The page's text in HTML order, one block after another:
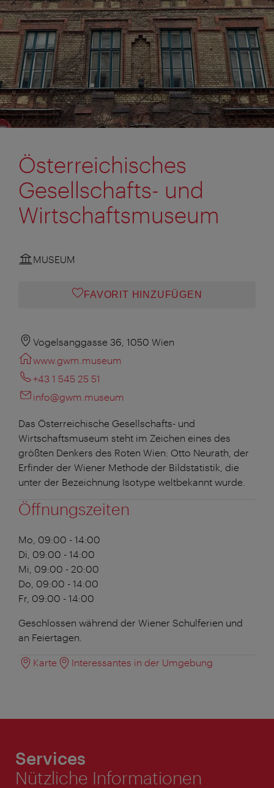
Österreichisches
Gesellschafts- und
Wirtschaftsmuseum
MUSEUM
FAVORIT HINZUFÜGEN
Vogelsanggasse 36, 1050 Wien
www.gwm.museum
+43 1 545 25 51
info@gwm.museum
Das Österreichische Gesellschafts- und
Wirtschaftsmuseum steht im Zeichen eines des
größten Denkers des Roten Wien: Otto Neurath, der
Erfinder der Wiener Methode der Bildstatistik, die
unter der Bezeichnung Isotype weltbekannt wurde.
Öffnungszeiten
Mo, 09:00 - 14:00
Di, 09:00 - 14:00
Mi, 09:00 - 20:00
Do, 09:00 - 14:00
Fr, 09:00 - 14:00
Geschlossen während der Wiener Schulferien und
an Feiertagen.
Karte Interessantes in der Umgebung
Services
Nützliche Informationen